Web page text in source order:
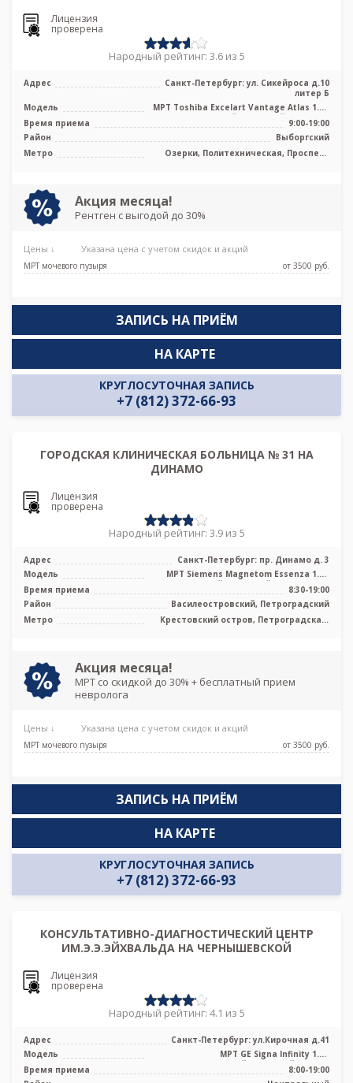
Лицензия
проверена
Народный рейтинг: 3.6 из 5
Адрес
Санкт-Петербург: ул. Сикейроса д.10
литер Б
Модель
МРТ Toshiba Excelart Vantage Atlas 1.5T
высокопольный закрытый тип, КТ ...
Время приема
9:00-19:00
Район
Выборгский
Метро
Озерки, Политехническая, Проспект
Акция месяца!
Рентген с выгодой до 30%
Цены ↓ Указана цена с учетом скидок и акций
МРТ мочевого пузыря от 3500 pуб.
ЗАПИСЬ НА ПРИЁМ
КРУГЛОСУТОЧНАЯ ЗАПИСЬ
+7 (812) 372-66-93
НА КАРТЕ
ГОРОДСКАЯ КЛИНИЧЕСКАЯ БОЛЬНИЦА № 31 НА
ДИНАМО
Лицензия
проверена
Народный рейтинг: 3.9 из 5
Адрес
Санкт-Петербург: пр. Динамо д. 3
Модель
МРТ Siemens Magnetom Essenza 1.5T
высокопольный закрытый тип, КТ Aquil
...
Время приема
8:30-19:00
Район
Василеостровский, Петроградский
Метро
Крестовский остров, Петроградская,
Акция месяца!
МРТ со скидкой до 30% + бесплатный прием
невролога
Цены ↓ Указана цена с учетом скидок и акций
МРТ мочевого пузыря от 3500 pуб.
ЗАПИСЬ НА ПРИЁМ
КРУГЛОСУТОЧНАЯ ЗАПИСЬ
+7 (812) 372-66-93
НА КАРТЕ
КОНСУЛЬТАТИВНО-ДИАГНОСТИЧЕСКИЙ ЦЕНТР
ИМ.Э.Э.ЭЙХВАЛЬДА НА ЧЕРНЫШЕВСКОЙ
Лицензия
проверена
Народный рейтинг: 4.1 из 5
Адрес
Санкт-Петербург: ул.Кирочная д.41
Модель
МРТ GE Signa Infinity 1.5Т
высокопольный закрытый тип, КТ
Toshiba Aqui ...
Время приема
8:00-19:00